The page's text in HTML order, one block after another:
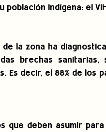
población indígena: el
de la zona ha
brechas
Es decir, el 88% de los
que deben asumir